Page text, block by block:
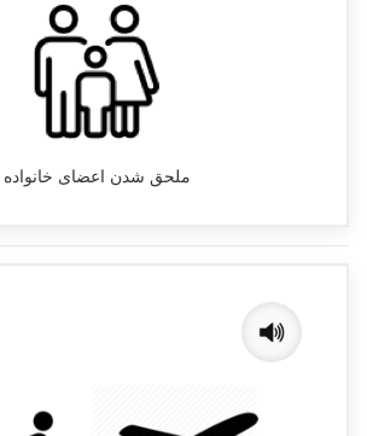
ملحق شدن اعضای خانواده